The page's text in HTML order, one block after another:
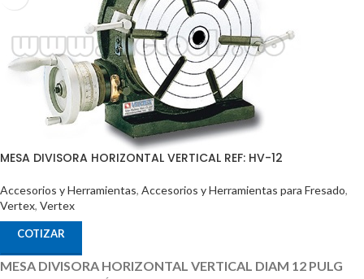
MESA DIVISORA HORIZONTAL VERTICAL REF: HV-12
Accesorios y Herramientas, Accesorios y Herramientas para Fresado,
Vertex, Vertex
COTIZAR
MESA DIVISORA HORIZONTAL VERTICAL DIAM 12 PULG